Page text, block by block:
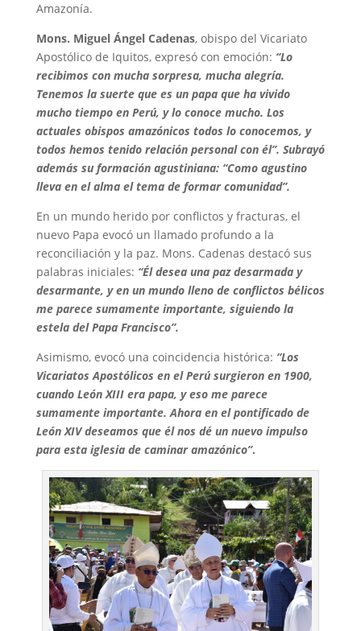
Amazonía.
Mons. Miguel Ángel Cadenas, obispo del Vicariato
Apostólico de Iquitos, expresó con emoción: “Lo
recibimos con mucha sorpresa, mucha alegría.
Tenemos la suerte que es un papa que ha vivido
mucho tiempo en Perú, y lo conoce mucho. Los
actuales obispos amazónicos todos lo conocemos, y
todos hemos tenido relación personal con él”. Subrayó
además su formación agustiniana: “Como agustino
lleva en el alma el tema de formar comunidad”.
En un mundo herido por conflictos y fracturas, el
nuevo Papa evocó un llamado profundo a la
reconciliación y la paz. Mons. Cadenas destacó sus
palabras iniciales: “Él desea una paz desarmada y
desarmante, y en un mundo lleno de conflictos bélicos
me parece sumamente importante, siguiendo la
estela del Papa Francisco”.
Asimismo, evocó una coincidencia histórica: “Los
Vicariatos Apostólicos en el Perú surgieron en 1900,
cuando León XIII era papa, y eso me parece
sumamente importante. Ahora en el pontificado de
León XIV deseamos que él nos dé un nuevo impulso
para esta iglesia de caminar amazónico”.